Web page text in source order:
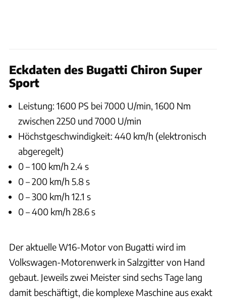
Eckdaten des Bugatti Chiron Super
Sport
Leistung: 1600 PS bei 7000 U/min, 1600 Nm
zwischen 2250 und 7000 U/min
Höchstgeschwindigkeit: 440 km/h (elektronisch
abgeregelt)
0 – 100 km/h 2.4 s
0 – 200 km/h 5.8 s
0 – 300 km/h 12.1 s
0 – 400 km/h 28.6 s
Der aktuelle W16-Motor von Bugatti wird im
Volkswagen-Motorenwerk in Salzgitter von Hand
gebaut. Jeweils zwei Meister sind sechs Tage lang
damit beschäftigt, die komplexe Maschine aus exakt